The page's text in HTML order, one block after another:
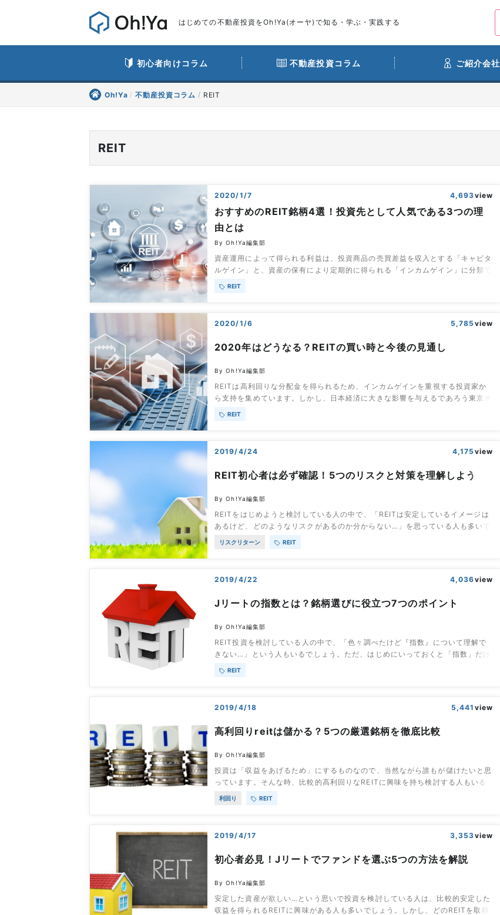
はじめての不動産投資をOh!Ya(オーヤ)で知る・学ぶ・実践する
初心者向けコラム 不動産投資コラム ご紹介会社
Oh!Ya 不動産投資コラム REIT
REIT
2020/1/7 4,693view
おすすめのREIT銘柄4選！投資先として人気である3つの理
由とは
By Oh!Ya編集部
資産運用によって得られる利益は、投資商品の売買差益を収入とする「キャピタ
ルゲイン」と、資産の保有により定期的に得られる「インカムゲイン」に分類で
REIT
2020/1/6 5,785 view
2020年はどうなる？REITの買い時と今後の見通し
By Oh!Ya編集部
REITは高利回りな分配金を得られるため、インカムゲインを重視する投資家か
ら支持を集めています。しかし、日本経済に大きな影響を与えるであろう東京オ
REIT
2019/4/24 4,175 view
REIT初心者は必ず確認！5つのリスクと対策を理解しよう
By Oh!Ya編集部
REITをはじめようと検討している人の中で、「REITは安定しているイメージは
あるけど、どのようなリスクがあるのか分からない…」を思っている人も多いで
リスクリターン REIT
2019/4/22 4,036view
Jリートの指数とは？銘柄選びに役立つ7つのポイント
By Oh!Ya編集部
REIT投資を検討している人の中で、「色々調べたけど『指数』について理解で
きない…」という人もいるでしょう。ただ、はじめにいっておくと「指数」だけ
REIT
2019/4/18 5,441 view
高利回りreitは儲かる？5つの厳選銘柄を徹底比較
By Oh!Ya編集部
投資は「収益をあげるため」にするものなので、当然ながら誰もが儲けたいと思
っています。そんな時、比較的高利回りなREITに興味を持ち検討する人もいる
でしょう。しかし、高利回りの銘柄だとリスクも高いのでは？と思う人も少なく
利回り REIT
2019/4/17 3,353view
初心者必見！Jリートでファンドを選ぶ5つの方法を解説
By Oh!Ya編集部
安定した資産が欲しい…という思いで投資を検討している人は、比較的安定した
収益を得られるREITに興味がある人も多いでしょう。しかし、どのREITを取得